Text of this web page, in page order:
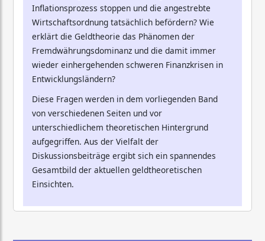
Inflationsprozess stoppen und die angestrebte
Wirtschaftsordnung tatsächlich befördern? Wie
erklärt die Geldtheorie das Phänomen der
Fremdwährungsdominanz und die damit immer
wieder einhergehenden schweren Finanzkrisen in
Entwicklungsländern?
Diese Fragen werden in dem vorliegenden Band
von verschiedenen Seiten und vor
unterschiedlichem theoretischen Hintergrund
aufgegriffen. Aus der Vielfalt der
Diskussionsbeiträge ergibt sich ein spannendes
Gesamtbild der aktuellen geldtheoretischen
Einsichten.